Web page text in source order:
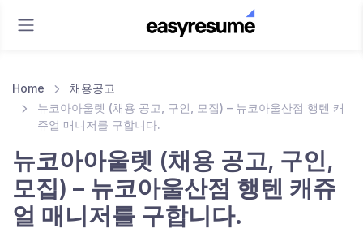
Home
채용공고
뉴코아아울렛 (채용 공고, 구인, 모집) – 뉴코아울산점 행텐 캐
쥬얼 매니저를 구합니다.
뉴코아아울렛 (채용 공고, 구인,
모집) – 뉴코아울산점 행텐 캐쥬
얼 매니저를 구합니다.